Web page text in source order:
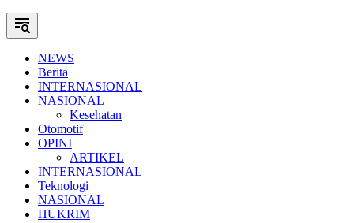
NEWS
Berita
INTERNASIONAL
NASIONAL
Kesehatan
Otomotif
OPINI
ARTIKEL
INTERNASIONAL
Teknologi
NASIONAL
HUKRIM